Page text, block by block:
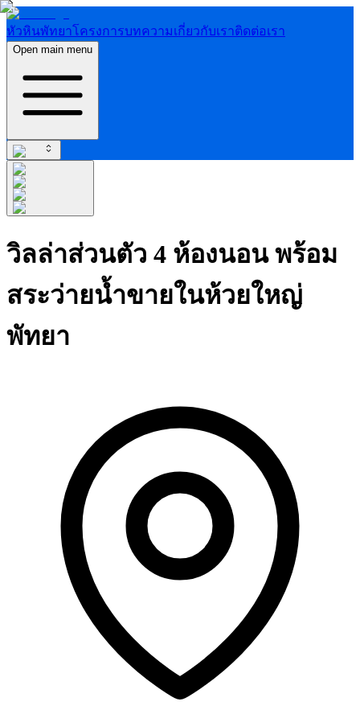
หัวหินพัทยาโครงการบทความเกี่ยวกับเราติดต่อเรา
Open main menu
วิลล่าส่วนตัว 4 ห้องนอน พร้อม
สระว่ายน้ำขายในห้วยใหญ่
พัทยา